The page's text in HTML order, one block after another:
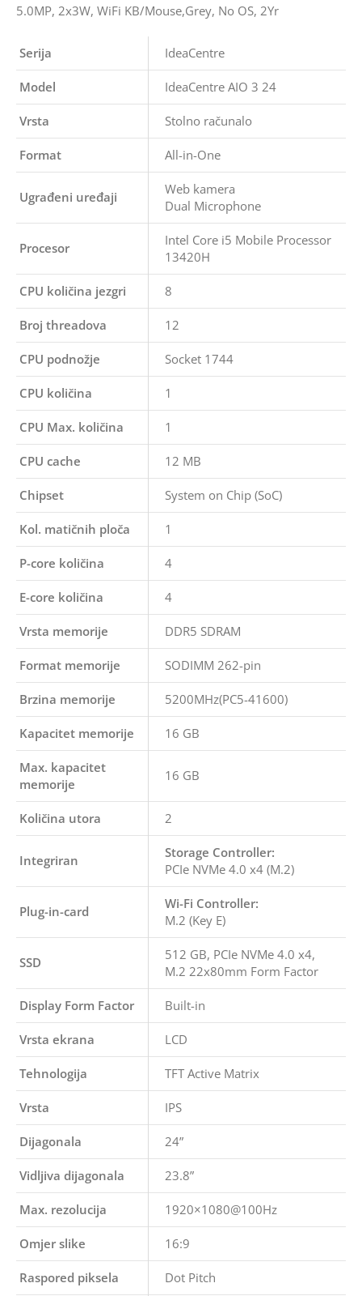
5.0MP, 2x3W, WiFi KB/Mouse,Grey, No OS, 2Yr
Serija IdeaCentre
Model IdeaCentre AIO 3 24
Vrsta Stolno računalo
Format All-in-One
Ugrađeni uređaji
Web kamera
Dual Microphone
Procesor
Intel Core i5 Mobile Processor
13420H
CPU količina jezgri 8
Broj threadova 12
CPU podnožje Socket 1744
CPU količina 1
CPU Max. količina 1
CPU cache 12 MB
Chipset System on Chip (SoC)
Kol. matičnih ploča 1
P-core količina 4
E-core količina 4
Vrsta memorije DDR5 SDRAM
Format memorije SODIMM 262-pin
Brzina memorije 5200MHz(PC5-41600)
Kapacitet memorije 16 GB
Max. kapacitet
memorije
16 GB
Količina utora 2
Integriran
Storage Controller:
PCIe NVMe 4.0 x4 (M.2)
Plug-in-card
Wi-Fi Controller:
M.2 (Key E)
SSD
512 GB, PCIe NVMe 4.0 x4,
M.2 22x80mm Form Factor
Display Form Factor Built-in
Vrsta ekrana LCD
Tehnologija TFT Active Matrix
Vrsta IPS
Dijagonala 24”
Vidljiva dijagonala 23.8”
Max. rezolucija 1920×1080@100Hz
Omjer slike 16:9
Raspored piksela Dot Pitch